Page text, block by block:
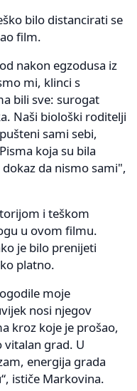
bilo distancirati se
film.
nakon egzodusa iz
mi, klinci s
bili sve: surogat
Naši biološki roditelji
sami sebi,
koja su bila
da nismo sami",
i teškom
u ovom filmu.
je bilo prenijeti
platno.
moje
nosi njegov
kroz koje je prošao,
vitalan grad. U
energija grada
ističe Markovina.